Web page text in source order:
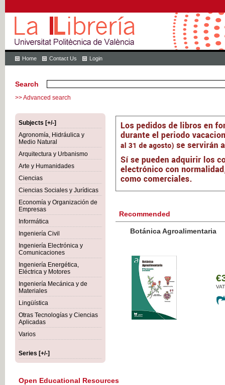
Home Contact Us Login
Search
>> Advanced search
Subjects [+/-]
Agronomía, Hidráulica y
Medio Natural
Arquitectura y Urbanismo
Arte y Humanidades
Ciencias
Ciencias Sociales y Jurídicas
Economía y Organización de
Empresas
Informática
Ingeniería Civil
Ingeniería Electrónica y
Comunicaciones
Ingeniería Energética,
Eléctrica y Motores
Ingeniería Mecánica y de
Materiales
Lingüística
Otras Tecnologías y Ciencias
Aplicadas
Varios
Series [+/-]
Recommended
Botánica Agroalimentaria
VAT
Open Educational Resources